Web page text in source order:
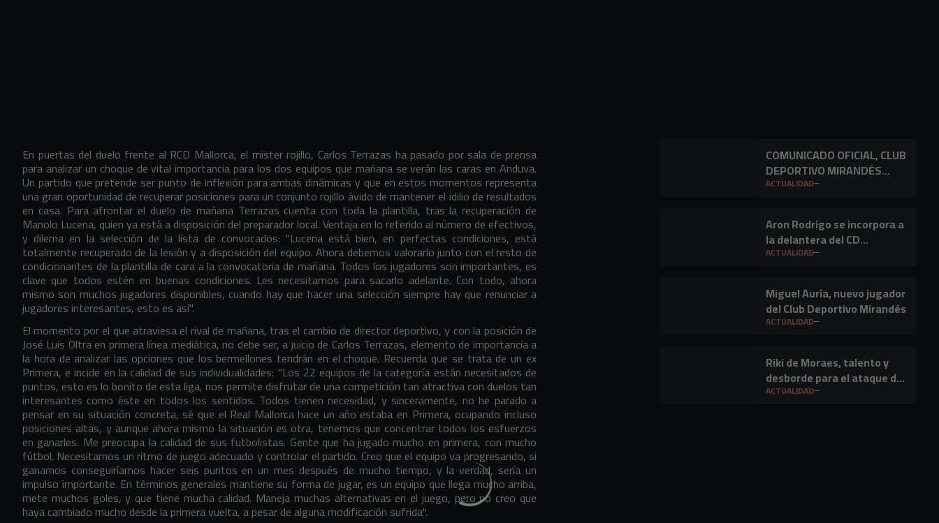
En puertas del duelo frente al RCD Mallorca, el mister rojillo, Carlos Terrazas ha pasado por sala de prensa
para analizar un choque de vital importancia para los dos equipos que mañana se verán las caras en Anduva.
Un partido que pretende ser punto de inflexión para ambas dinámicas y que en estos momentos representa
una gran oportunidad de recuperar posiciones para un conjunto rojillo ávido de mantener el idilio de resultados
en casa. Para afrontar el duelo de mañana Terrazas cuenta con toda la plantilla, tras la recuperación de
Manolo Lucena, quien ya está a disposición del preparador local. Ventaja en lo referido al número de efectivos,
y dilema en la selección de la lista de convocados: "Lucena está bien, en perfectas condiciones, está
totalmente recuperado de la lesión y a disposición del equipo. Ahora debemos valorarlo junto con el resto de
condicionantes de la plantilla de cara a la convocatoria de mañana. Todos los jugadores son importantes, es
clave que todos estén en buenas condiciones. Les necesitamos para sacarlo adelante. Con todo, ahora
mismo son muchos jugadores disponibles, cuando hay que hacer una selección siempre hay que renunciar a
jugadores interesantes, esto es así".
El momento por el que atraviesa el rival de mañana, tras el cambio de director deportivo, y con la posición de
José Luis Oltra en primera línea mediática, no debe ser, a juicio de Carlos Terrazas, elemento de importancia a
la hora de analizar las opciones que los bermellones tendrán en el choque. Recuerda que se trata de un ex
Primera, e incide en la calidad de sus individualidades: "Los 22 equipos de la categoría están necesitados de
puntos, esto es lo bonito de esta liga, nos permite disfrutar de una competición tan atractiva con duelos tan
interesantes como éste en todos los sentidos. Todos tienen necesidad, y sinceramente, no he parado a
pensar en su situación concreta, sé que el Real Mallorca hace un año estaba en Primera, ocupando incluso
posiciones altas, y aunque ahora mismo la situación es otra, tenemos que concentrar todos los esfuerzos
en ganarles. Me preocupa la calidad de sus futbolistas. Gente que ha jugado mucho en primera, con mucho
fútbol. Necesitamos un ritmo de juego adecuado y controlar el partido. Creo que el equipo va progresando, si
ganamos conseguiríamos hacer seis puntos en un mes después de mucho tiempo, y la verdad, sería un
impulso importante. En términos generales mantiene su forma de jugar, es un equipo que llega mucho arriba,
mete muchos goles, y que tiene mucha calidad. Maneja muchas alternativas en el juego, pero no creo que
haya cambiado mucho desde la primera vuelta, a pesar de alguna modificación sufrida".
COMUNICADO OFICIAL, CLUB
DEPORTIVO MIRANDÉS
S.A.D.
ACTUALIDAD
Aron Rodrigo se incorpora a
la delantera del CD
Mirandés
ACTUALIDAD
Miguel Auría, nuevo jugador
del Club Deportivo Mirandés
ACTUALIDAD
Riki de Moraes, talento y
desborde para el ataque del
Club Deportivo Mirandés
ACTUALIDAD